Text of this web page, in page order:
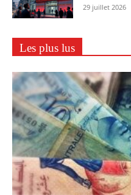
29 juillet 2026
Les plus lus